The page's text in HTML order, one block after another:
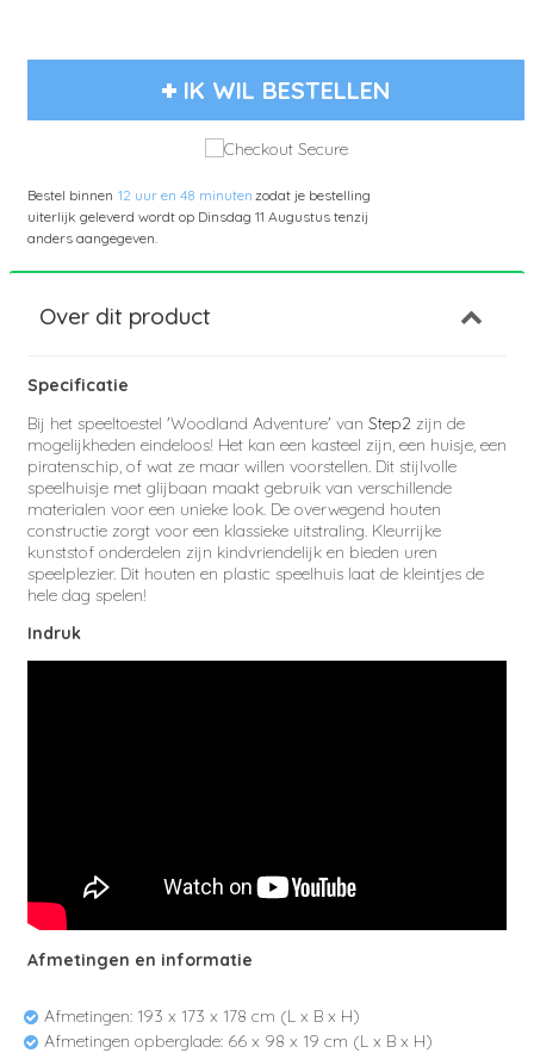
IK WIL BESTELLEN
Bestel binnen 12 uur en 48 minutenzodat je bestelling
uiterlijk geleverd wordt op Dinsdag 11 Augustus tenzij
anders aangegeven.
Over dit product
Specificatie
Bij het speeltoestel 'Woodland Adventure' van Step2 zijn de
mogelijkheden eindeloos! Het kan een kasteel zijn, een huisje, een
piratenschip, of wat ze maar willen voorstellen. Dit stijlvolle
speelhuisje met glijbaan maakt gebruik van verschillende
materialen voor een unieke look. De overwegend houten
constructie zorgt voor een klassieke uitstraling. Kleurrijke
kunststof onderdelen zijn kindvriendelijk en bieden uren
speelplezier. Dit houten en plastic speelhuis laat de kleintjes de
hele dag spelen!
Indruk
Afmetingen en informatie
Afmetingen: 193 x 173 x 178 cm (L x B x H)
Afmetingen opberglade: 66 x 98 x 19 cm (L x B x H)